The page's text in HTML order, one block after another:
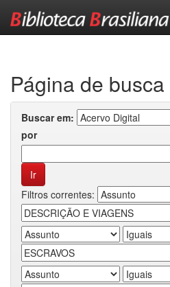
Página de busca
Buscar em:
por
Filtros correntes: